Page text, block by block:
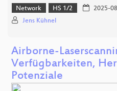
Network HS 1/2 2025-
Jens Kühnel
Airborne-
Verfügbarkeiten,
Potenziale